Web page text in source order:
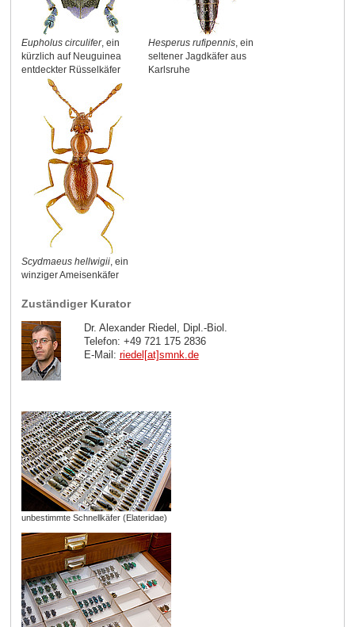
Eupholus circulifer, ein
kürzlich auf Neuguinea
entdeckter Rüsselkäfer
Hesperus rufipennis, ein
seltener Jagdkäfer aus
Karlsruhe
Scydmaeus hellwigii, ein
winziger Ameisenkäfer
Zuständiger Kurator
Dr. Alexander Riedel, Dipl.-Biol.
Telefon: +49 721 175 2836
E-Mail: riedel[at]smnk.de
unbestimmte Schnellkäfer (Elateridae)